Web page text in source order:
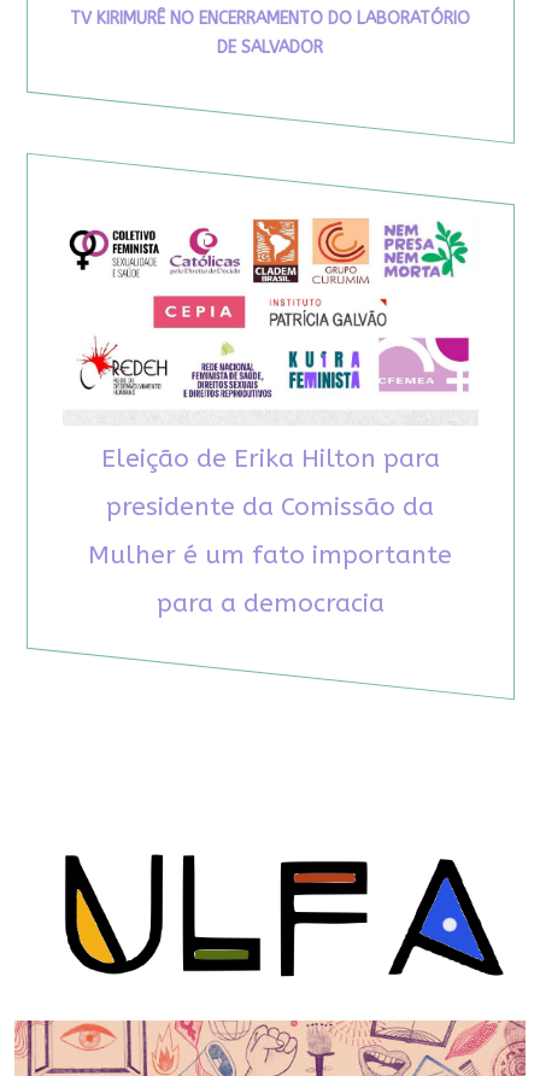
TV KIRIMURÊ NO ENCERRAMENTO DO LABORATÓRIO
DE SALVADOR
Eleição de Erika Hilton para
presidente da Comissão da
Mulher é um fato importante
para a democracia